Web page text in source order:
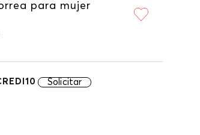
para mujer
Solicitar